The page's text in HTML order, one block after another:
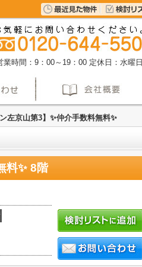
業時間：9：00～19：00 定休日：水曜日
左京山第3】✨️仲介手数料無料✨️
料✨️ 8階